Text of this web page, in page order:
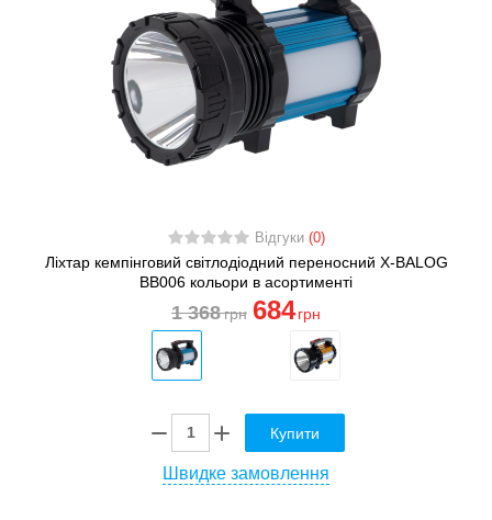
Відгуки (0)
Ліхтар кемпінговий світлодіодний переносний X-BALOG
BB006 кольори в асортименті
1 368грн 684 грн
Купити
Швидке замовлення